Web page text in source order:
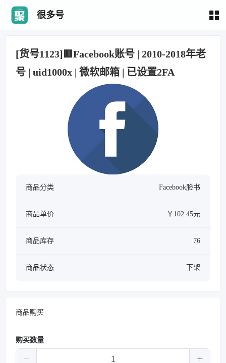
很多号
[货号1123]🟥Facebook账号 | 2010-2018年老
号 | uid1000x | 微软邮箱 | 已设置2FA
商品分类 Facebook脸书
商品单价 ￥102.45元
商品库存 76
商品状态 下架
商品购买
购买数量